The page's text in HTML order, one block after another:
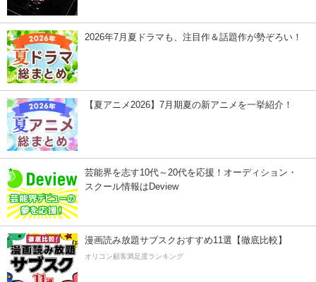
2026年7月夏ドラマも、注目作＆話題作が勢ぞろい！
【夏アニメ2026】7月期夏の新アニメを一挙紹介！
芸能界を志す10代～20代を応援！オーディション・
スクール情報はDeview
漫画読み放題サブスクおすすめ11選【徹底比較】
オリコン顧客満足度ランキング